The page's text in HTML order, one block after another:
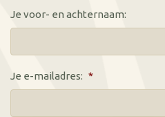
Je voor- en achternaam:
Je e-mailadres: *